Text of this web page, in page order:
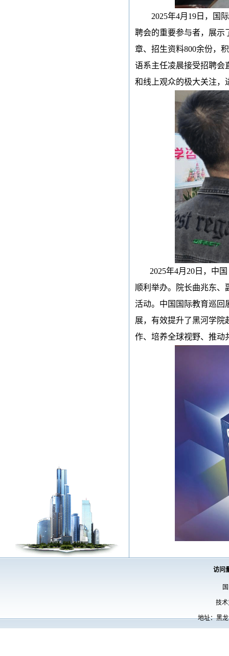
2025年4月19日，国
聘会的重要参与者，展示
章、招生资料800余份，
语系主任凌晨接受招聘会
和线上观众的极大关注，
2025年4月20日，中
顺利举办。院长曲兆东、
活动。中国国际教育巡回
展，有效提升了黑河学院
作、培养全球视野、推动
访问
技
地址：黑